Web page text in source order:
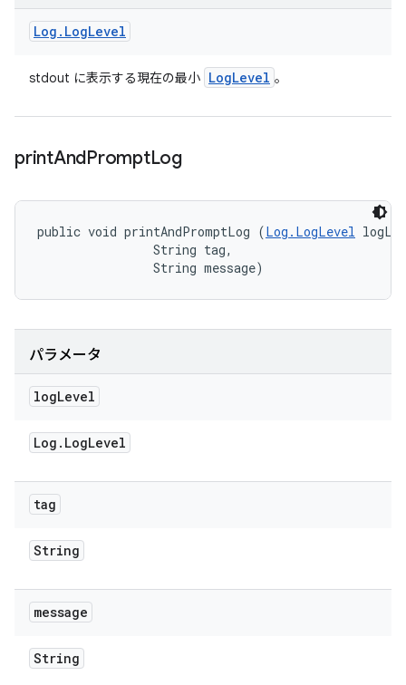
Log . LogLevel
stdout に表示する現在の最小 LogLevel 。
printAndPromptLog
public void printAndPromptLog (Log.LogLevel
                String tag,
                String message)
パラメータ
logLevel
Log . LogLevel
tag
String
message
String